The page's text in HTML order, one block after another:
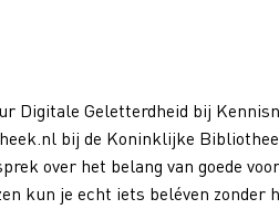
Digitale Geletterdheid bij
bij de Koninklijke
over het belang van goede
kun je echt iets beléven zonder